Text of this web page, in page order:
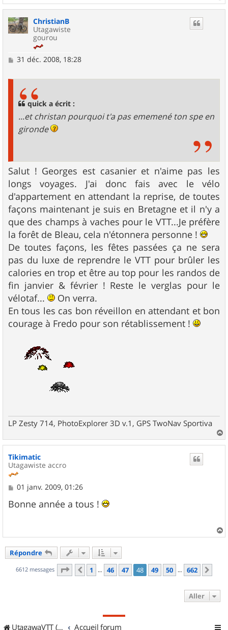
a
ChristianB
Utagawiste
gourou
M
31 déc. 2008, 18:28
quick a écrit :
...et christan pourquoi t'a pas ememené ton spe en
gironde
Salut ! Georges est casanier et n'aime pas les
longs voyages. J'ai donc fais avec le vélo
d'appartement en attendant la reprise, de toutes
façons maintenant je suis en Bretagne et il n'y a
que des champs à vaches pour le VTT...Je préfère
la forêt de Bleau, cela n'étonnera personne !
De toutes façons, les fêtes passées ça ne sera
pas du luxe de reprendre le VTT pour brûler les
calories en trop et être au top pour les randos de
fin janvier & février ! Reste le verglas pour le
vélotaf...
On verra.
En tous les cas bon réveillon en attendant et bon
courage à Fredo pour son rétablissement !
LP Zesty 714, PhotoExplorer 3D v.1, GPS TwoNav Sportiva
a
Tikimatic
Utagawiste accro
M
s
s
e
01 janv. 2009, 01:26
Bonne année a tous !
a
Répondre
6612 messages Page 48 sur662
Précédent
1 … 46 47 48 49 50 … 662
Aller
UtagawaVTT (Randos VTT et VTTAE avec traces GPS) Accueil forum